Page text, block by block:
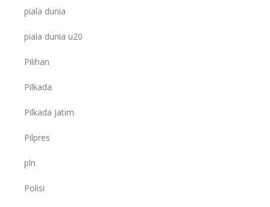
piala dunia
piala dunia u20
Pilihan
Pilkada
Pilkada Jatim
Pilpres
pln
Polisi